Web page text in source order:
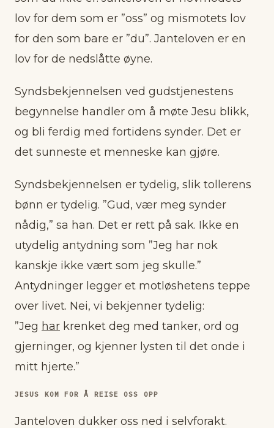
lov for dem som er ”oss” og mismotets lov
for den som bare er ”du”. Janteloven er en
lov for de nedslåtte øyne.
Syndsbekjennelsen ved gudstjenestens
begynnelse handler om å møte Jesu blikk,
og bli ferdig med fortidens synder. Det er
det sunneste et menneske kan gjøre.
Syndsbekjennelsen er tydelig, slik tollerens
bønn er tydelig. ”Gud, vær meg synder
nådig,” sa han. Det er rett på sak. Ikke en
utydelig antydning som ”Jeg har nok
kanskje ikke vært som jeg skulle.”
Antydninger legger et motløshetens teppe
over livet. Nei, vi bekjenner tydelig:
”Jeg har krenket deg med tanker, ord og
gjerninger, og kjenner lysten til det onde i
mitt hjerte.”
JESUS KOM FOR Å REISE OSS OPP
Janteloven dukker oss ned i selvforakt.